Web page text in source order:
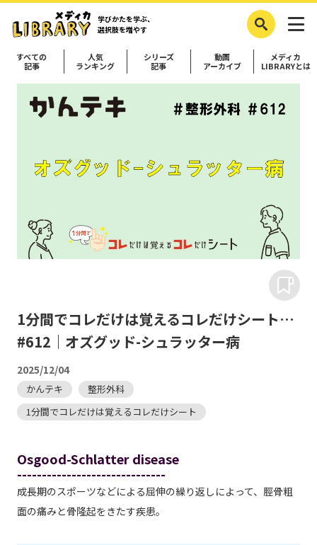
学びかたを学ぶ、
選択肢を増やす
すべての
記事
人気
ランキング
シリーズ
記事
動画
アーカイブ
メディカ
LIBRARYとは
1分間でコレだけは覚えるコレだけシート…
#612｜オズグッド-シュラッター病
2025/12/04
かんテキ
整形外科
1分間でコレだけは覚えるコレだけシート
Osgood-Schlatter disease
------------------------------
成長期のスポーツなどによる屈伸の繰り返しによって、脛骨粗
面の痛みと骨隆起をきたす疾患。